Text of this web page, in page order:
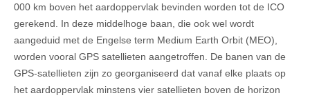
000 km boven het aardoppervlak bevinden worden tot de ICO
gerekend. In deze middelhoge baan, die ook wel wordt
aangeduid met de Engelse term Medium Earth Orbit (MEO),
worden vooral GPS satellieten aangetroffen. De banen van de
GPS-satellieten zijn zo georganiseerd dat vanaf elke plaats op
het aardoppervlak minstens vier satellieten boven de horizon